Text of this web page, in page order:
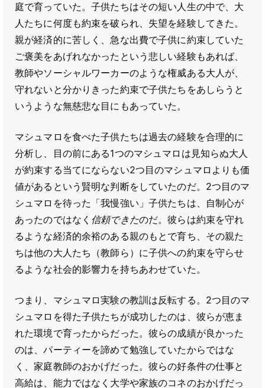
庭で育っていた。子供たちはその短い人生の中で、大
人たちに何度も約束を破られ、失望を経験してきた。
親が経済的に苦しく、急な出費で子供に約束していた
ご褒美をあげれなかったという悲しい経験もあれば、
教師やソーシャルワーカーのような権威ある大人が、
守れないと分かりきった約束で子供たちをあしらうと
いうような無慈悲な目にもあっていた。
マシュマロを食べた子供たちは過去の経験を合理的に
分析し、目の前にある1つのマシュマロは見知らぬ大人
が約束する当てにならない2つ目のマシュマロよりも価
値があるという賢明な判断をしていたのだ。2つ目のマ
シュマロを待った「我慢強い」子供たちは、自制心が
あったのではなく 信頼できたのだ。彼らは約束を守れ
るような経済的余裕のある親のもとで育ち、その親た
ちは他の大人たち（教師ら）に子供への約束を守らせ
るような社会的影響力を持ちあわせていた。
つまり、マシュマロ実験の教訓は反転する。2つ目のマ
シュマロを得た子供たちが成功したのは、彼らが恵ま
れた環境で育ったからだった。彼らの成績が良かった
のは、パーティーを諦めて勉強していたからではな
く、家庭教師のおかげだった。彼らの好条件の仕事と
高給は、能力ではなく大学や家族のコネのおかげだっ